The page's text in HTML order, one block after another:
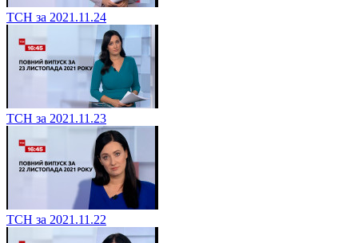
ТСН за 2021.11.24
ТСН за 2021.11.23
ТСН за 2021.11.22